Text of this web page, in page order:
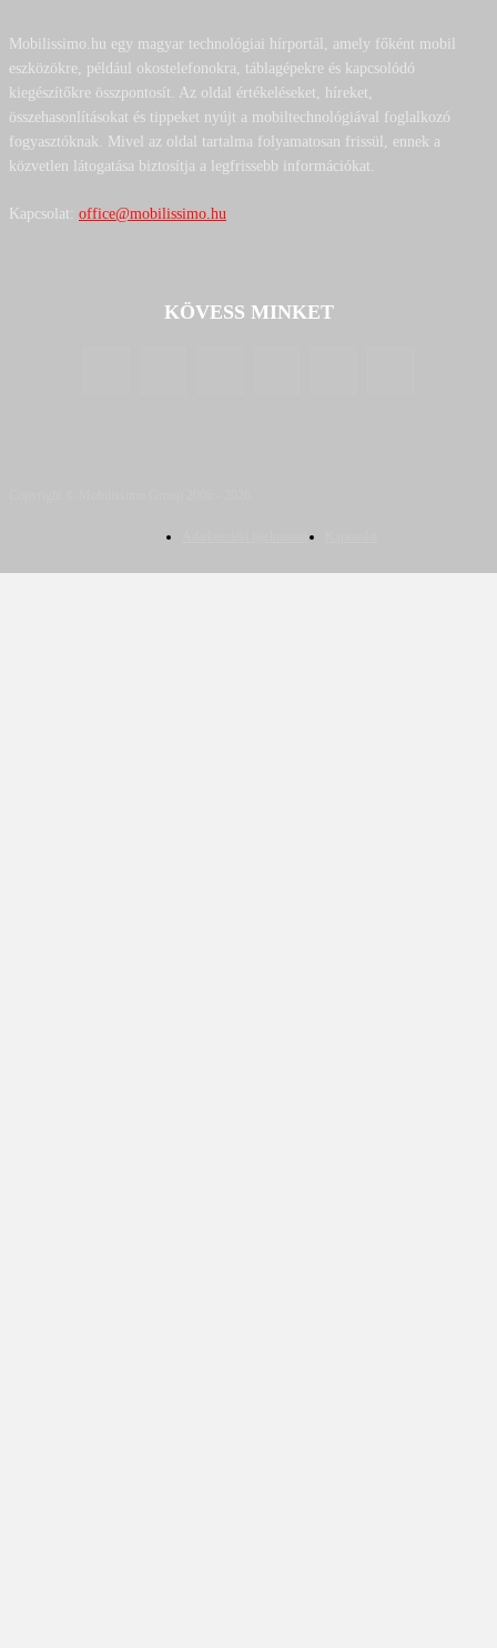
Mobilissimo.hu egy magyar technológiai hírportál, amely főként mobil
eszközökre, például okostelefonokra, táblagépekre és kapcsolódó
kiegészítőkre összpontosít. Az oldal értékeléseket, híreket,
összehasonlításokat és tippeket nyújt a mobiltechnológiával foglalkozó
fogyasztóknak. Mivel az oldal tartalma folyamatosan frissül, ennek a
közvetlen látogatása biztosítja a legfrissebb információkat.
Kapcsolat: office@mobilissimo.hu
KÖVESS MINKET